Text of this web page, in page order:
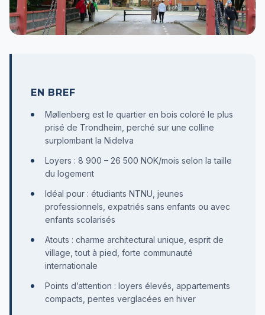
EN BREF
Møllenberg est le quartier en bois coloré le plus
prisé de Trondheim, perché sur une colline
surplombant la Nidelva
Loyers : 8 900 – 26 500 NOK/mois selon la taille
du logement
Idéal pour : étudiants NTNU, jeunes
professionnels, expatriés sans enfants ou avec
enfants scolarisés
Atouts : charme architectural unique, esprit de
village, tout à pied, forte communauté
internationale
Points d’attention : loyers élevés, appartements
compacts, pentes verglacées en hiver